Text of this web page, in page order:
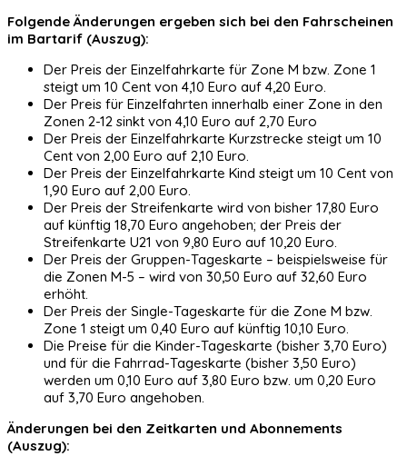
Folgende Änderungen ergeben sich bei den Fahrscheinen
im Bartarif (Auszug):
Der Preis der Einzelfahrkarte für Zone M bzw. Zone 1
steigt um 10 Cent von 4,10 Euro auf 4,20 Euro.
Der Preis für Einzelfahrten innerhalb einer Zone in den
Zonen 2-12 sinkt von 4,10 Euro auf 2,70 Euro
Der Preis der Einzelfahrkarte Kurzstrecke steigt um 10
Cent von 2,00 Euro auf 2,10 Euro.
Der Preis der Einzelfahrkarte Kind steigt um 10 Cent von
1,90 Euro auf 2,00 Euro.
Der Preis der Streifenkarte wird von bisher 17,80 Euro
auf künftig 18,70 Euro angehoben; der Preis der
Streifenkarte U21 von 9,80 Euro auf 10,20 Euro.
Der Preis der Gruppen-Tageskarte – beispielsweise für
die Zonen M-5 – wird von 30,50 Euro auf 32,60 Euro
erhöht.
Der Preis der Single-Tageskarte für die Zone M bzw.
Zone 1 steigt um 0,40 Euro auf künftig 10,10 Euro.
Die Preise für die Kinder-Tageskarte (bisher 3,70 Euro)
und für die Fahrrad-Tageskarte (bisher 3,50 Euro)
werden um 0,10 Euro auf 3,80 Euro bzw. um 0,20 Euro
auf 3,70 Euro angehoben.
Änderungen bei den Zeitkarten und Abonnements
(Auszug):